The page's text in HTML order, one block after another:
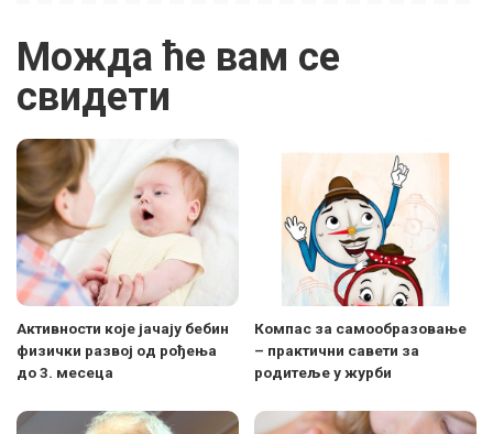
Можда ће вам се
свидети
Активности које јачају бебин
физички развој од рођења
до 3. месеца
Компас за самообразовање
– практични савети за
родитеље у журби